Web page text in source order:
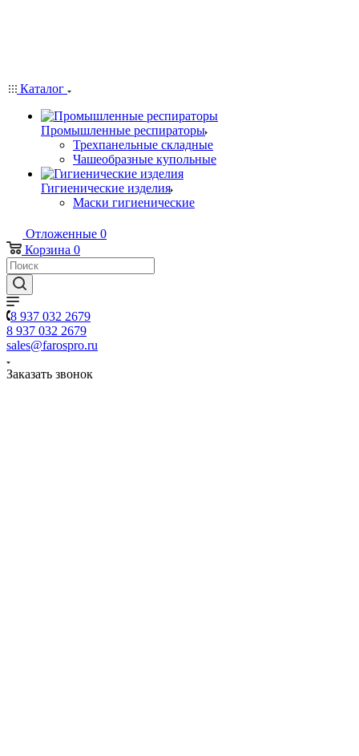
Каталог
Промышленные респираторы
Трехпанельные складные
Чашеобразные купольные
Гигиенические изделия
Маски гигиенические
Отложенные 0
Корзина 0
8 937 032 2679
8 937 032 2679
sales@farospro.ru
Заказать звонок